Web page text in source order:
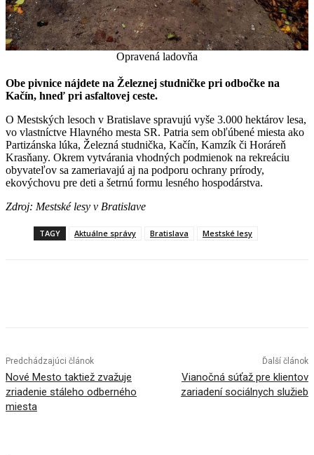
Opravená ladovňa
Obe pivnice nájdete na Železnej studničke pri odbočke na
Kačín, hneď pri asfaltovej ceste.
O Mestských lesoch v Bratislave spravujú vyše 3.000 hektárov lesa,
vo vlastníctve Hlavného mesta SR. Patria sem obľúbené miesta ako
Partizánska lúka, Železná studnička, Kačín, Kamzík či Horáreň
Krasňany. Okrem vytvárania vhodných podmienok na rekreáciu
obyvateľov sa zameriavajú aj na podporu ochrany prírody,
ekovýchovu pre deti a šetrnú formu lesného hospodárstva.
Zdroj: Mestské lesy v Bratislave
TAGY Aktuálne správy Bratislava Mestské lesy
Predchádzajúci článok
Nové Mesto taktiež zvažuje
zriadenie stáleho odberného
miesta
Ďalší článok
Vianočná súťaž pre klientov
zariadení sociálnych služieb